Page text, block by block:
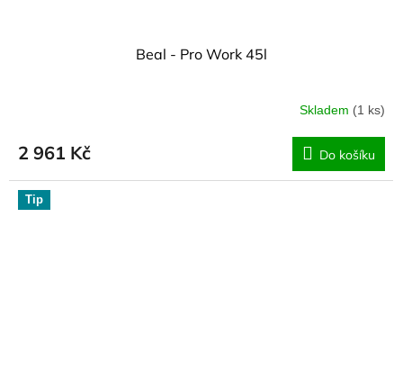
Beal - Pro Work 45l
Skladem (1 ks)
2 961 Kč Do košíku
Tip